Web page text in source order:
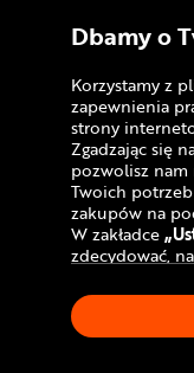
Copyright ©
Polityka
serwisu
Informacja o
Mapa witryny
Dbamy o
Korzystamy z
zapewnienia
strony
Zgadzając się
pozwolisz
Twoich
zakupów na
W zakładce
zdecydować,
Klikając
stosowanie
Twojej
W dowolnym